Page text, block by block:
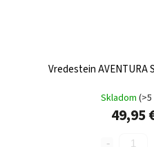
Vredestein AVENTURA
Skladom(
49,95